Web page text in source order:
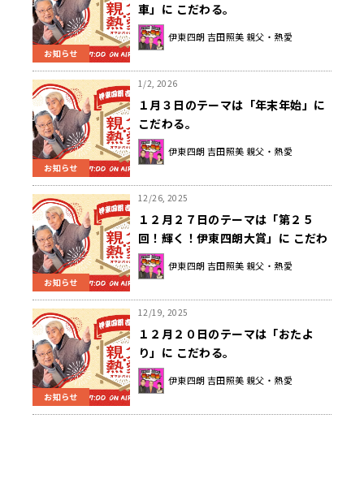
お知らせ
車」に こだわる。
伊東四朗 吉田照美 親父・熱愛
お知らせ
1/2, 2026
１月３日のテーマは「年末年始」に
こだわる。
伊東四朗 吉田照美 親父・熱愛
お知らせ
12/26, 2025
１２月２７日のテーマは「第２５
回！輝く！伊東四朗大賞」に こだわ
る。
伊東四朗 吉田照美 親父・熱愛
お知らせ
12/19, 2025
１２月２０日のテーマは「おたよ
り」に こだわる。
伊東四朗 吉田照美 親父・熱愛